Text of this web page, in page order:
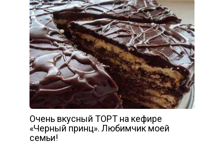
Очень вкусный ТОРТ на кефире
«Черный принц». Любимчик моей
семьи!